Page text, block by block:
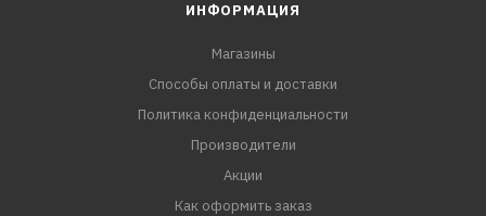
ИНФОРМАЦИЯ
Магазины
Способы оплаты и доставки
Политика конфиденциальности
Производители
Акции
Как оформить заказ